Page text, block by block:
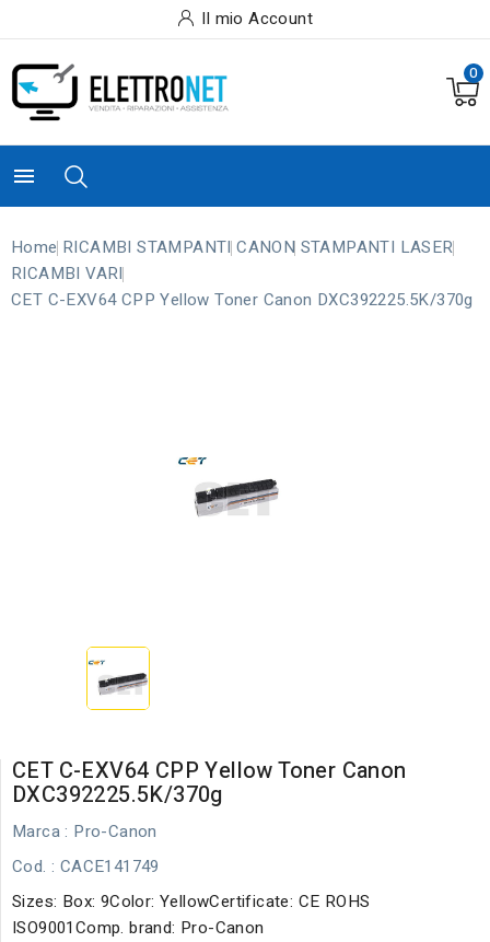
Il mio Account
0

Home RICAMBI STAMPANTI CANON STAMPANTI LASER
RICAMBI VARI
CET C-EXV64 CPP Yellow Toner Canon DXC392225.5K/370g
CET C-EXV64 CPP Yellow Toner Canon
DXC392225.5K/370g
Marca : Pro-Canon
Cod. : CACE141749
Sizes: Box: 9Color: YellowCertificate: CE ROHS
ISO9001Comp. brand: Pro-Canon